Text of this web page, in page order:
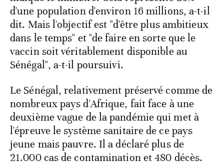
d'une population d'environ 16 millions, a-t-il
dit. Mais l'objectif est "d'être plus ambitieux
dans le temps" et "de faire en sorte que le
vaccin soit véritablement disponible au
Sénégal", a-t-il poursuivi.
Le Sénégal, relativement préservé comme de
nombreux pays d'Afrique, fait face à une
deuxième vague de la pandémie qui met à
l'épreuve le système sanitaire de ce pays
jeune mais pauvre. Il a déclaré plus de
21.000 cas de contamination et 480 décès.